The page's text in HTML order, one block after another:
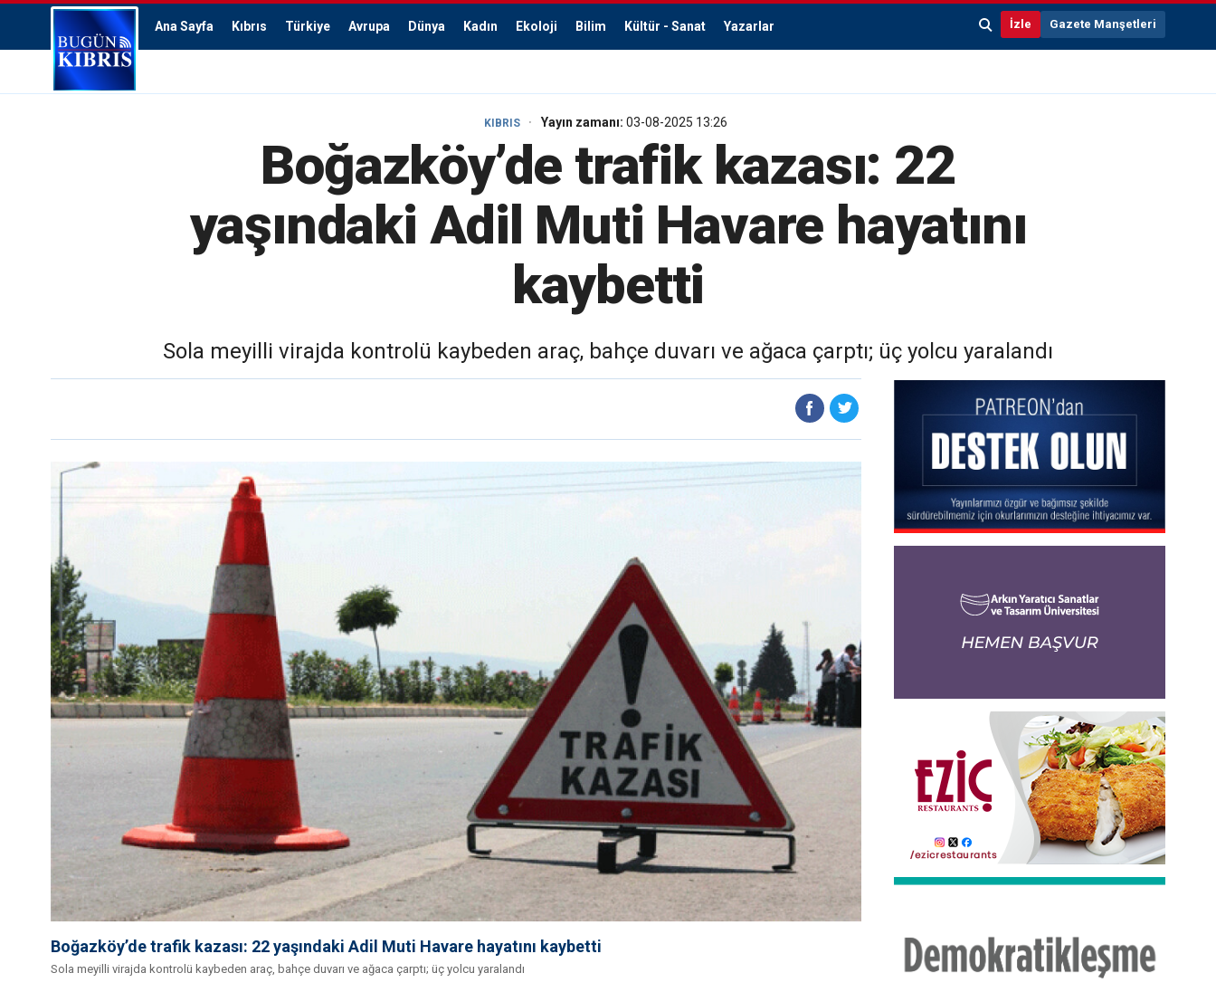
Ana Sayfa Kıbrıs Türkiye Avrupa Dünya Kadın Ekoloji Bilim Kültür - Sanat Yazarlar İzle Gazete Manşetleri
KIBRIS Yayın zamanı: 03-08-2025 13:26
Boğazköy’de trafik kazası: 22
yaşındaki Adil Muti Havare hayatını
kaybetti
Sola meyilli virajda kontrolü kaybeden araç, bahçe duvarı ve ağaca çarptı; üç yolcu yaralandı
Boğazköy’de trafik kazası: 22 yaşındaki Adil Muti Havare hayatını kaybetti
Sola meyilli virajda kontrolü kaybeden araç, bahçe duvarı ve ağaca çarptı; üç yolcu yaralandı